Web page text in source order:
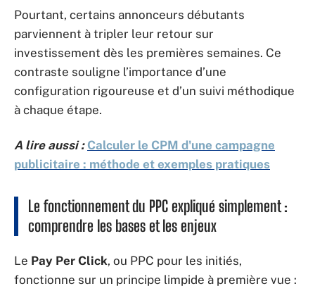
Pourtant, certains annonceurs débutants
parviennent à tripler leur retour sur
investissement dès les premières semaines. Ce
contraste souligne l’importance d’une
configuration rigoureuse et d’un suivi méthodique
à chaque étape.
A lire aussi : Calculer le CPM d'une campagne
publicitaire : méthode et exemples pratiques
Le fonctionnement du PPC expliqué simplement :
comprendre les bases et les enjeux
Le Pay Per Click, ou PPC pour les initiés,
fonctionne sur un principe limpide à première vue :